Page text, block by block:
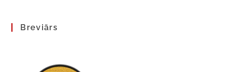
Breviārs